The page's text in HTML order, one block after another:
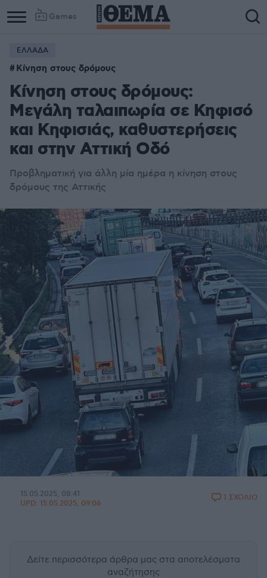
Games
ΕΛΛΑΔΑ
Κίνηση στους δρόμους
Κίνηση στους δρόμους:
Μεγάλη ταλαιπωρία σε Κηφισό
και Κηφισιάς, καθυστερήσεις
και στην Αττική Οδό
Προβληματική για άλλη μία ημέρα η κίνηση στους
δρόμους της Αττικής
15.05.2025, 08:41
UPD: 15.05.2025, 09:06
1 ΣΧΟΛΙΟ
Δείτε περισσότερα άρθρα μας στα αποτελέσματα
αναζήτησης